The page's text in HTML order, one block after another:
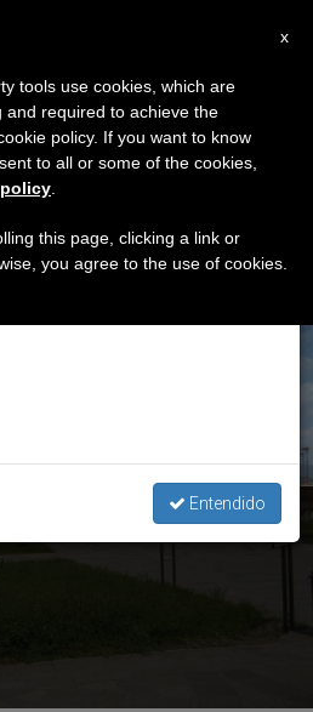
‘Mons.
Familia en Torreciudad alcanza su
×
agosto haremos la pausa
en el periodo de verano
y también el
Entendido
x
tools use cookies, which are
and required to achieve the
policy. If you want to know
to all or some of the cookies,
this page, clicking a link or
you agree to the use of cookies.